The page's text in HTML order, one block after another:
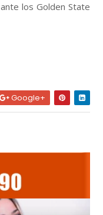
los Golden State
Google+